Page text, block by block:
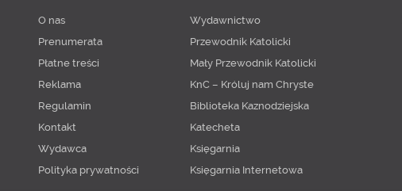
O nas
Prenumerata
Płatne treści
Reklama
Regulamin
Kontakt
Wydawca
Polityka prywatności
Wydawnictwo
Przewodnik Katolicki
Mały Przewodnik Katolicki
KnC – Króluj nam Chryste
Biblioteka Kaznodziejska
Katecheta
Księgarnia
Księgarnia Internetowa